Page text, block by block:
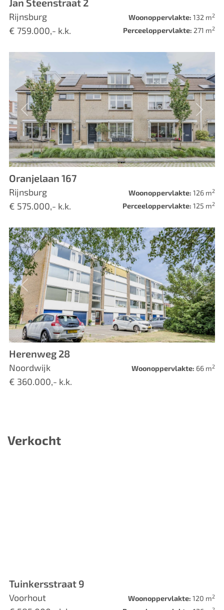
Jan Steenstraat 2
Rijnsburg
€ 759.000,- k.k.
Woonoppervlakte: 132 m2
Perceeloppervlakte: 271 m2
Vorige
Oranjelaan 167
Rijnsburg
€ 575.000,- k.k.
Woonoppervlakte: 126 m2
Perceeloppervlakte: 125 m2
Vorige
Herenweg 28
Noordwijk
€ 360.000,- k.k.
Woonoppervlakte: 66 m2
Verkocht
Tuinkersstraat 9
Voorhout
Woonoppervlakte: 120 m2